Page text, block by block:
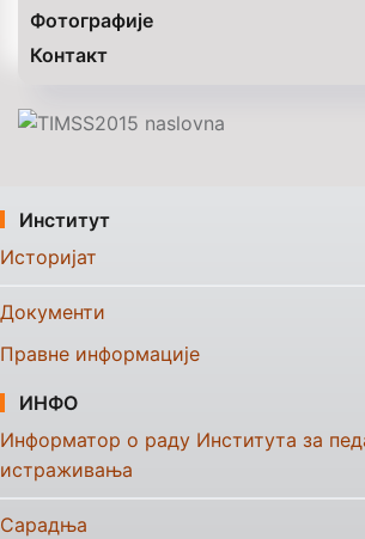
Фотографије
Контакт
Институт
Историјат
Документи
Правне информације
ИНФО
Информатор о раду Института за
истраживања
Сарадња